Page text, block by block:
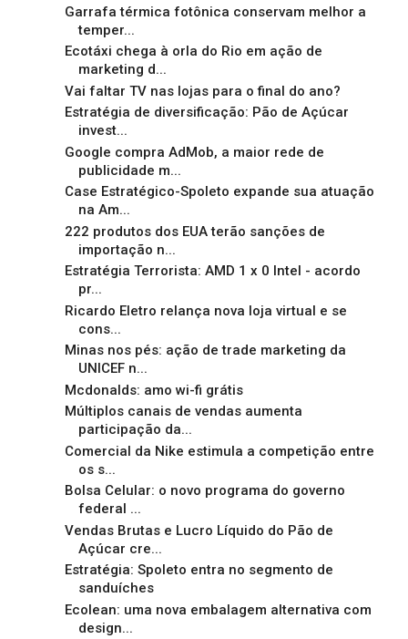
Garrafa térmica fotônica conservam melhor a
temper...
Ecotáxi chega à orla do Rio em ação de
marketing d...
Vai faltar TV nas lojas para o final do ano?
Estratégia de diversificação: Pão de Açúcar
invest...
Google compra AdMob, a maior rede de
publicidade m...
Case Estratégico-Spoleto expande sua atuação
na Am...
222 produtos dos EUA terão sanções de
importação n...
Estratégia Terrorista: AMD 1 x 0 Intel - acordo
pr...
Ricardo Eletro relança nova loja virtual e se
cons...
Minas nos pés: ação de trade marketing da
UNICEF n...
Mcdonalds: amo wi-fi grátis
Múltiplos canais de vendas aumenta
participação da...
Comercial da Nike estimula a competição entre
os s...
Bolsa Celular: o novo programa do governo
federal ...
Vendas Brutas e Lucro Líquido do Pão de
Açúcar cre...
Estratégia: Spoleto entra no segmento de
sanduíches
Ecolean: uma nova embalagem alternativa com
design...